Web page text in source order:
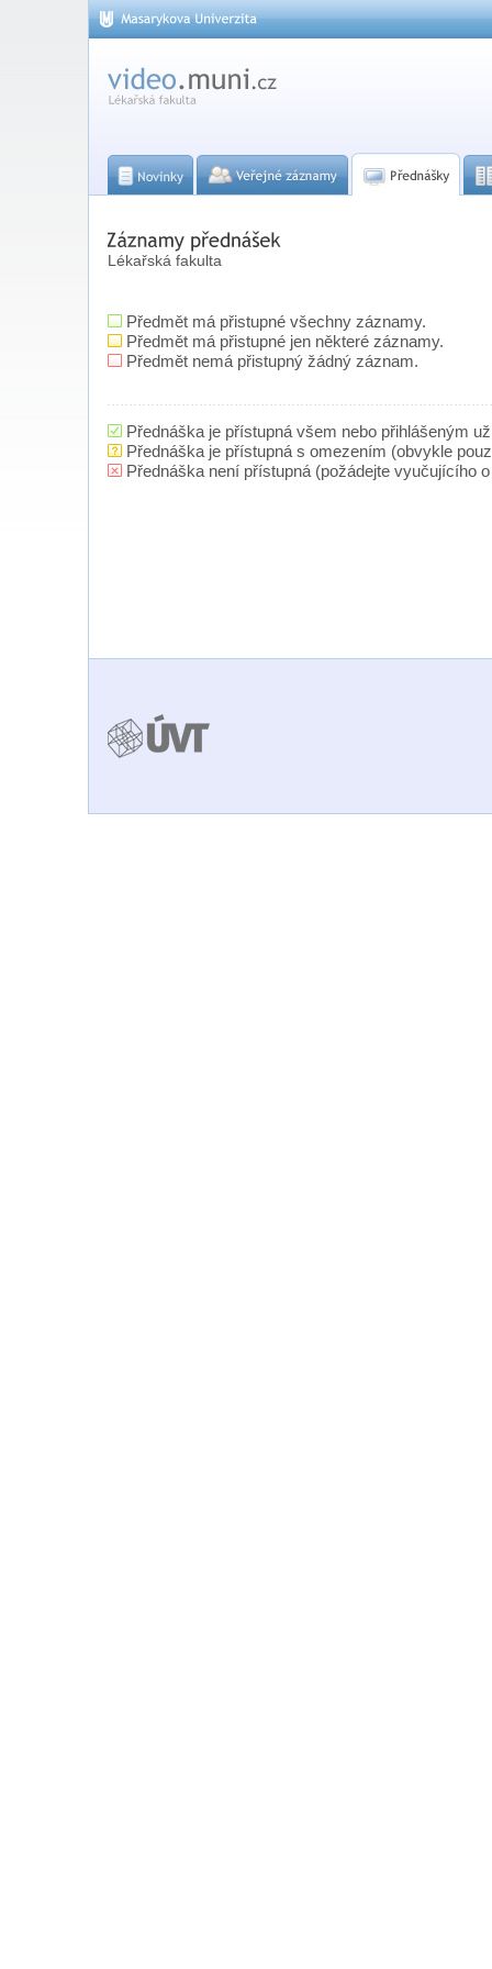
Lékařská fakulta
Předmět má přistupné všechny záznamy.
Předmět má přistupné jen některé záznamy.
Předmět nemá přistupný žádný záznam.
Přednáška je přístupná všem nebo přihlášeným
Přednáška je přístupná s omezením (obvykle
Přednáška není přístupná (požádejte vyučujícího